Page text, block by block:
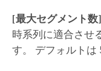
[最大セグメント数]
時系列に適合させ
す。 デフォルトは